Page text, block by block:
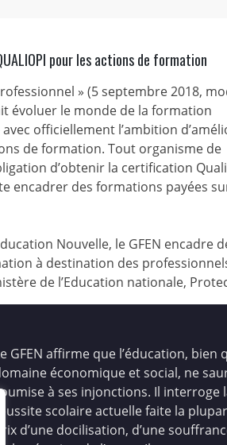
pour les actions de formation
» (5 septembre 2018,
évoluer le monde de la formation
officiellement l’ambition
de formation. Tout organisme de
d’obtenir la certification
encadrer des formations payées
Nouvelle, le GFEN encadre
à destination des
de l’Education nationale,
GFEN affirme que l’éducation, bien
économique et social, ne
à ses injonctions. Il interroge
réussite scolaire actuelle faite la
prix d’une docilisation, d’une